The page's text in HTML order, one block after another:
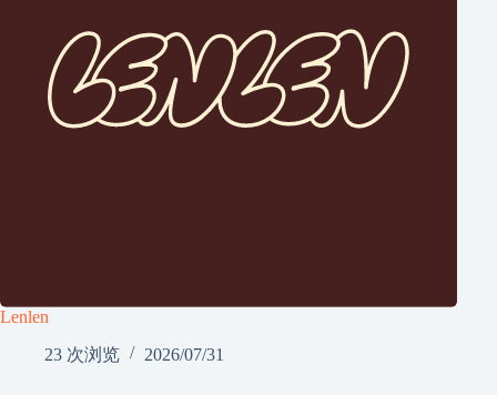
Lenlen
23 次浏览
2026/07/31